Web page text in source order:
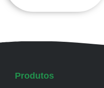
Produtos